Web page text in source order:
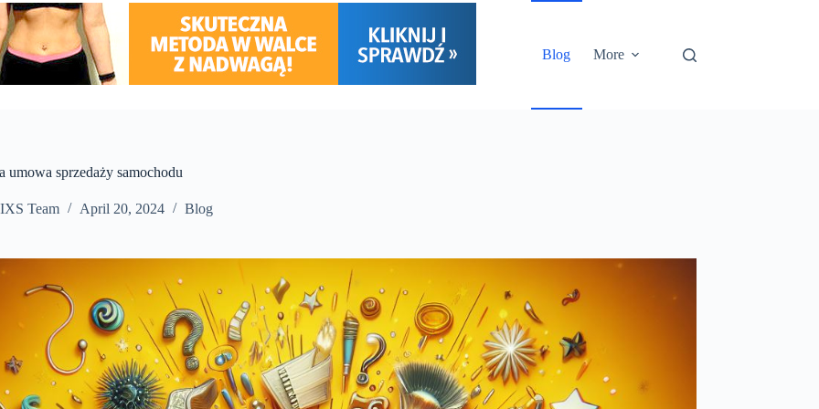
Blog
More
umowa sprzedaży samochodu
IXS Team April 20, 2024 Blog